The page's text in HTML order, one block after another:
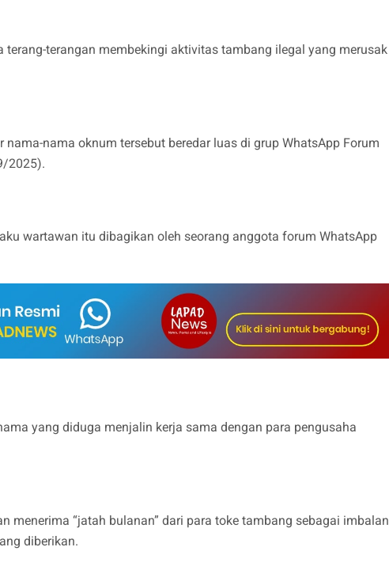
terang-terangan membekingi aktivitas tambang ilegal yang merusak
nama oknum tersebut beredar luas di grup WhatsApp Forum
2025).
wartawan itu dibagikan oleh seorang anggota forum WhatsApp
yang diduga menjalin kerja sama dengan para pengusaha
menerima “jatah bulanan” dari para toke tambang sebagai imbalan
diberikan.